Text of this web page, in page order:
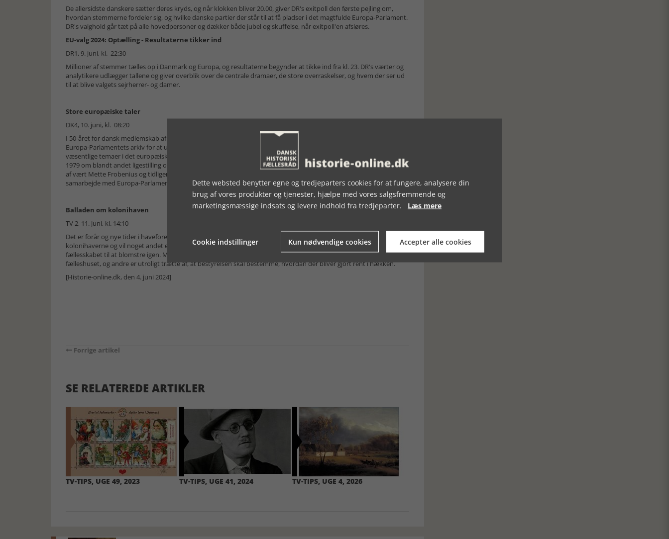
De allersidste danskere sætter deres kryds, og når klokken bliver 20.00, giver DR's exitpoll den første pejling om,
hvordan stemmerne fordeler sig, og hvilke danske partier der står til at få pladser i det magtfulde Europa-Parlament.
DR's valghold går tæt på alle hovedpersoner og dækker både jubel og skuffelse, når exitpoll'en afsløres.
EU-valg 2024: Optælling - Resultaterne tikker ind
DR1, 9. juni, kl. 22:30
Millioner af stemmer tælles op i Danmark og Europa, og resultaterne begynder at tikke ind fra kl. 23. DR's værter og
analytikere udlægger tallene og giver overblik over de centrale dramaer, de store overraskelser, og hvem der ser ud
til at blive valgets sejrherrer- og damer.
Store europæiske taler
DK4, 10. juni, kl. 08:20
I 50-året for dansk medlemskab af EF og EU er dk4 sammen med Europa-Parlamentet i København dykket ned i
Europa-Parlamentets arkiv for at udvælge nogle af de store og historiske taler, der giver indblik i tendenser og
væsentlige temaer i det europæiske samarbejde gennem 50 år. I dette program handler det om Simone Veils tale fra
1979 om blandt andet ligestilling og Europa-Parlamentets magt. Talen introduceres og perspektiveres efterfølgende
af vært Mette Frobenius og tidligere ambassadør og departementschef Claus Grube. Programmet er produceret i
samarbejde med Europa-Parlamentet i København og med støtte fra Europa-Nævnet.
Balladen om kolonihaven
TV 2, 11. juni, kl. 14:10
Det er forår og nye tider i haveforeningen Jørgen Berthelsens Minde uden for Aalborg. En masse unge er flyttet ind i
kolonihaverne og vil noget andet end de gamle. Formanden gennem 33 år bliver udfordret af yngre folk, der vil have
fællesskabet til at blomstre igen. Men der er forskel på, hvad havelejerne mener med fællesskab. Nogle vil drikke øl i
fælleshuset, og andre er utroligt trætte af, at bestyrelsen skal bestemme, hvordan der bliver gjort rent i hækken.
[Historie-online.dk, den 4. juni 2024]
Forrige artikel
SE RELATEREDE ARTIKLER
TV-TIPS, UGE 49, 2023 TV-TIPS, UGE 41, 2024 TV-TIPS, UGE 4, 2026
Dette websted benytter egne og tredjeparters cookies for at fungere, analysere din
brug af vores produkter og tjenester, hjælpe med vores salgsfremmende og
marketingsmæssige indsats og levere indhold fra tredjeparter. Læs mere
Cookie indstillinger Kun nødvendige cookies Accepter alle cookies